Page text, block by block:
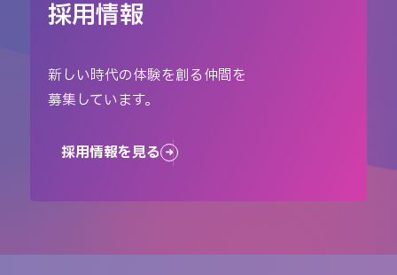
採用情報
新しい時代の体験を創る仲間を
募集しています。
採用情報を見る